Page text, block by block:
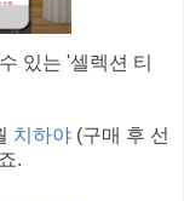
있는 '셀렉션 티
치하야 (구매 후 선
.